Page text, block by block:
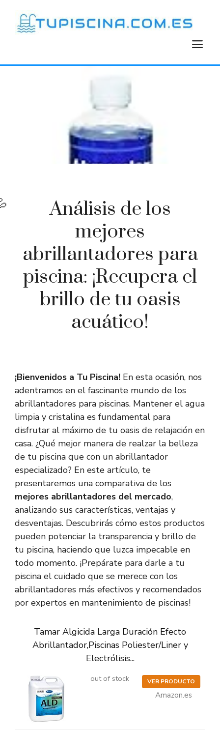
contenido
Análisis de los
mejores
abrillantadores para
piscina: ¡Recupera el
brillo de tu oasis
acuático!
¡Bienvenidos a Tu Piscina! En esta ocasión, nos
adentramos en el fascinante mundo de los
abrillantadores para piscinas. Mantener el agua
limpia y cristalina es fundamental para
disfrutar al máximo de tu oasis de relajación en
casa. ¿Qué mejor manera de realzar la belleza
de tu piscina que con un abrillantador
especializado? En este artículo, te
presentaremos una comparativa de los
mejores abrillantadores del mercado,
analizando sus características, ventajas y
desventajas. Descubrirás cómo estos productos
pueden potenciar la transparencia y brillo de
tu piscina, haciendo que luzca impecable en
todo momento. ¡Prepárate para darle a tu
piscina el cuidado que se merece con los
abrillantadores más efectivos y recomendados
por expertos en mantenimiento de piscinas!
Tamar Algicida Larga Duración Efecto
Abrillantador,Piscinas Poliester/Liner y
Electrólisis...
out of stock VER PRODUCTO
Amazon.es